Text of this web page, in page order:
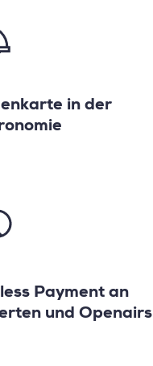
in der
Payment an
und Openairs